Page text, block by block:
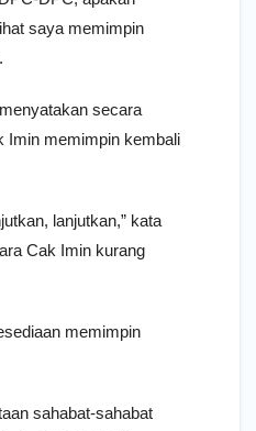
saya memimpin
secara
Imin memimpin kembali
lanjutkan,” kata
Cak Imin kurang
memimpin
sahabat-sahabat